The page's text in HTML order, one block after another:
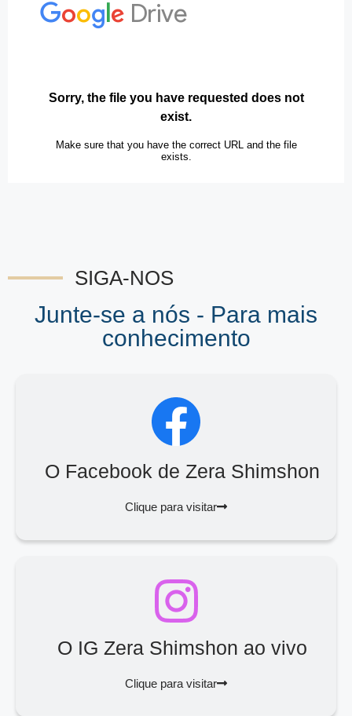
SIGA-NOS
Junte-se a nós - Para mais
conhecimento
O Facebook de Zera Shimshon
Clique para visitar
O IG Zera Shimshon ao vivo
Clique para visitar